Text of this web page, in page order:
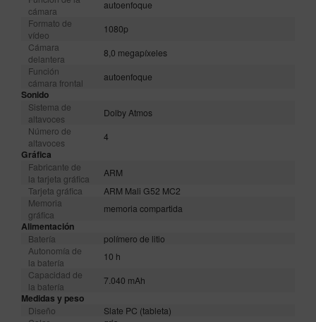
cámara
autoenfoque
Formato de
vídeo
1080p
Cámara
delantera
8,0 megapíxeles
Función
cámara frontal
autoenfoque
Sonido
Sistema de
altavoces
Dolby Atmos
Número de
altavoces
4
Gráfica
Fabricante de
la tarjeta gráfica
ARM
Tarjeta gráfica
ARM Mali G52 MC2
Memoria
gráfica
memoria compartida
Alimentación
Batería
polímero de litio
Autonomía de
la batería
10 h
Capacidad de
la batería
7.040 mAh
Medidas y peso
Diseño
Slate PC (tableta)